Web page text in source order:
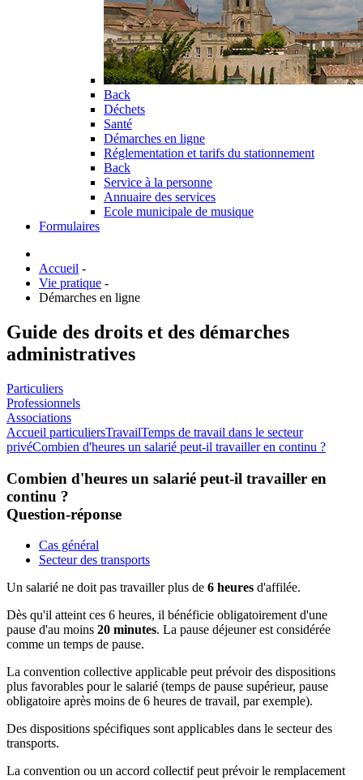
Back
Déchets
Santé
Démarches en ligne
Réglementation et tarifs du stationnement
Back
Service à la personne
Annuaire des services
Ecole municipale de musique
Formulaires
Accueil -
Vie pratique -
Démarches en ligne
Guide des droits et des démarches
administratives
Particuliers
Professionnels
Associations
Accueil particuliersTravailTemps de travail dans le secteur
privéCombien d'heures un salarié peut-il travailler en continu ?
Combien d'heures un salarié peut-il travailler en
continu ?
Question-réponse
Cas général
Secteur des transports
Un salarié ne doit pas travailler plus de 6 heures d'affilée.
Dès qu'il atteint ces 6 heures, il bénéficie obligatoirement d'une
pause d'au moins 20 minutes. La pause déjeuner est considérée
comme un temps de pause.
La convention collective applicable peut prévoir des dispositions
plus favorables pour le salarié (temps de pause supérieur, pause
obligatoire après moins de 6 heures de travail, par exemple).
Des dispositions spécifiques sont applicables dans le secteur des
transports.
La convention ou un accord collectif peut prévoir le remplacement